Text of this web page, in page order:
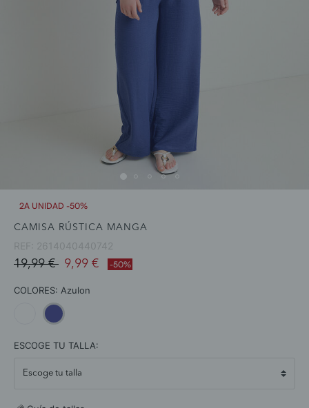
2A UNIDAD -50%
CAMISA RÚSTICA MANGA
REF: 2614040440742
Price reduced from
19,99 €to9,99 € -50%
COLORES: Azulon
ESCOGE TU TALLA: